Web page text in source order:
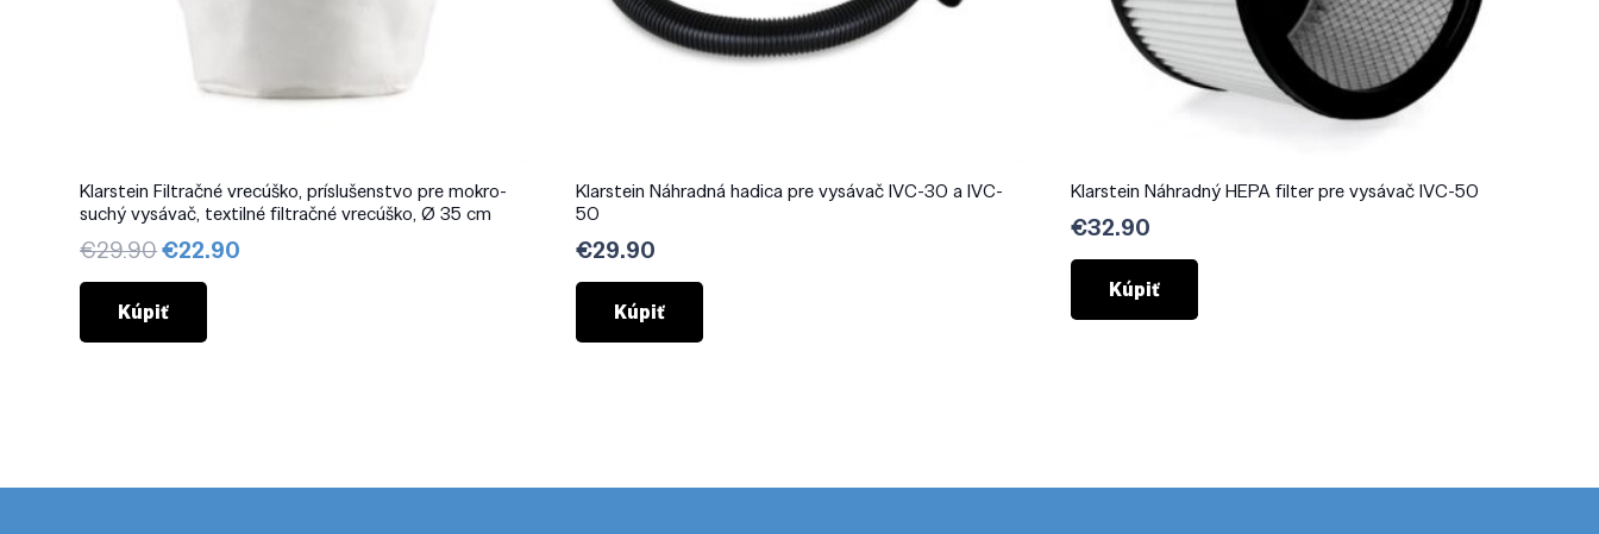
Klarstein Filtračné vrecúško, príslušenstvo pre mokro-
suchý vysávač, textilné filtračné vrecúško, Ø 35 cm
€29.90Pôvodná
cena
bola:
€29.90.
€22.90
Kúpiť
Klarstein Náhradná hadica pre vysávač IVC-30 a IVC-
50
€29.90
Kúpiť
Klarstein Náhradný HEPA filter pre vysávač IVC-50
€32.90
Kúpiť